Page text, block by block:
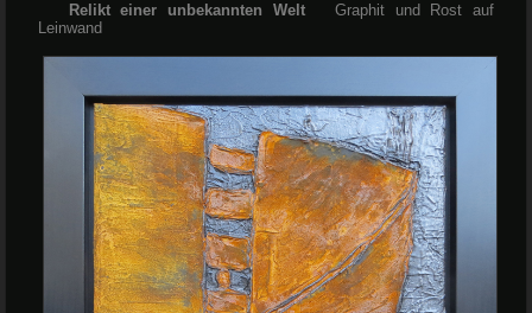
Relikt einer unbekannten WeltGraphit und Rost auf
Leinwand